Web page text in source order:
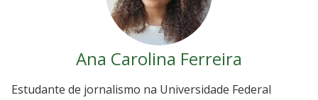
Ana Carolina Ferreira
Estudante de jornalismo na Universidade Federal